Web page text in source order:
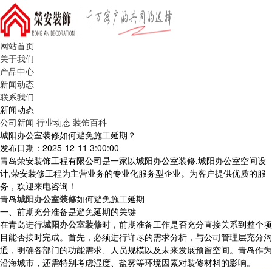
网站首页
关于我们
产品中心
新闻动态
联系我们
新闻动态
公司新闻 行业动态 装饰百科
城阳办公室装修如何避免施工延期？
发布日期：2025-12-11 3:00:00
青岛荣安装饰工程有限公司是一家以城阳办公室装修,城阳办公室空间设
计,荣安装修工程为主营业务的专业化服务型企业。为客户提供优质的服
务，欢迎来电咨询！
青岛城阳办公室装修如何避免施工延期
一、前期充分准备是避免延期的关键
在青岛进行城阳办公室装修时，前期准备工作是否充分直接关系到整个项
目能否按时完成。首先，必须进行详尽的需求分析，与公司管理层充分沟
通，明确各部门的功能需求、人员规模以及未来发展预留空间。青岛作为
沿海城市，还需特别考虑湿度、盐雾等环境因素对装修材料的影响。